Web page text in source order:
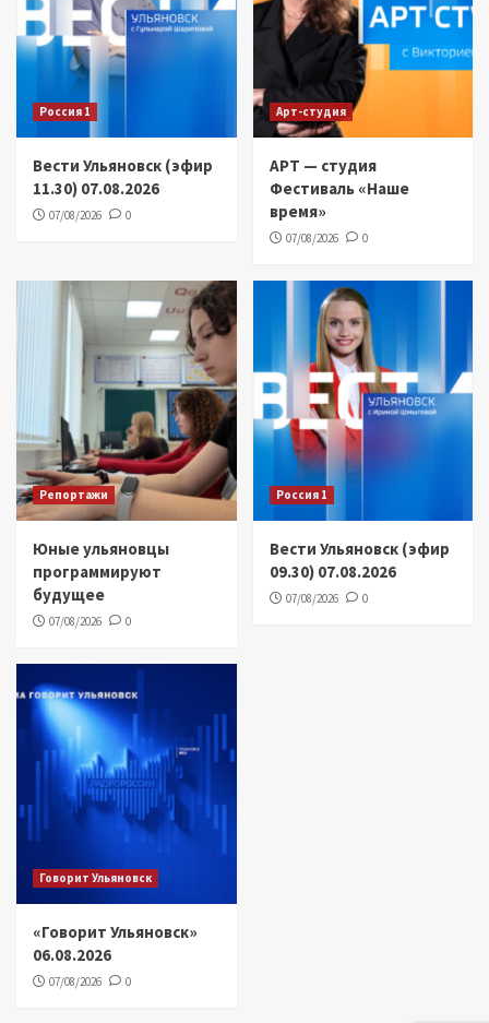
Россия 1
Вести Ульяновск (эфир
11.30) 07.08.2026
07/08/2026 0
Арт-студия
АРТ — студия
Фестиваль «Наше
время»
07/08/2026 0
Репортажи
Юные ульяновцы
программируют
будущее
07/08/2026 0
Россия 1
Вести Ульяновск (эфир
09.30) 07.08.2026
07/08/2026 0
Говорит Ульяновск
«Говорит Ульяновск»
06.08.2026
07/08/2026 0